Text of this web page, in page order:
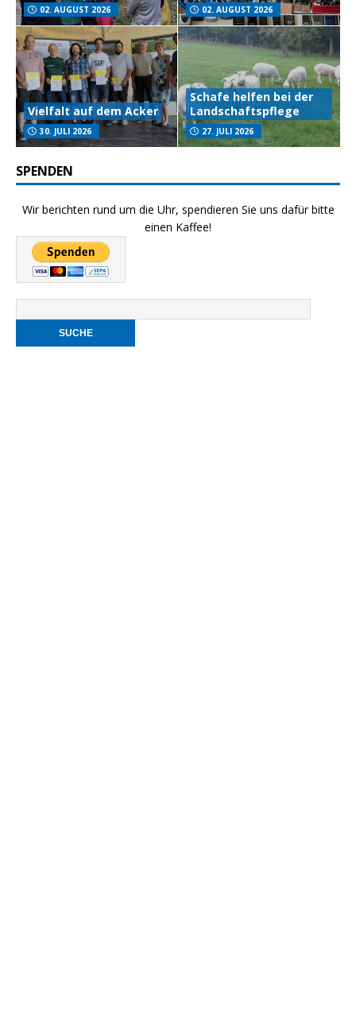
02. AUGUST 2026 02. AUGUST 2026
Vielfalt auf dem Acker
30. JULI 2026
Schafe helfen bei der
Landschaftspflege
27. JULI 2026
SPENDEN
Wir berichten rund um die Uhr, spendieren Sie uns dafür bitte
einen Kaffee!